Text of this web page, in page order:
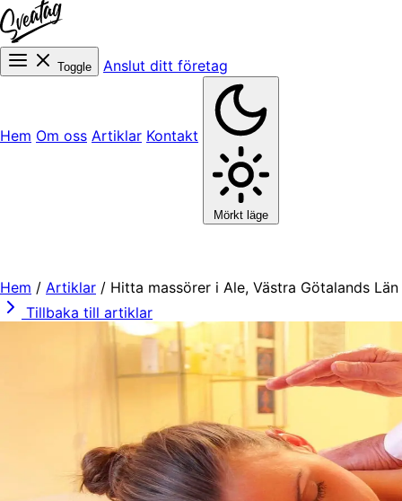
Toggle Anslut ditt företag
Hem Om oss Artiklar Kontakt
Mörkt läge
Hem / Artiklar / Hitta massörer i Ale, Västra Götalands Län
Tillbaka till artiklar